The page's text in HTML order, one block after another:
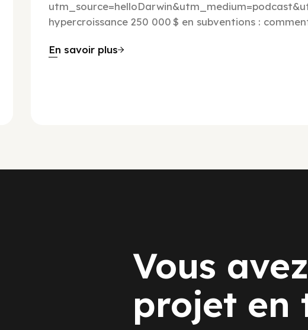
hypercroissance 250 000 $ en subventions :
En savoir plus
Vous
projet en